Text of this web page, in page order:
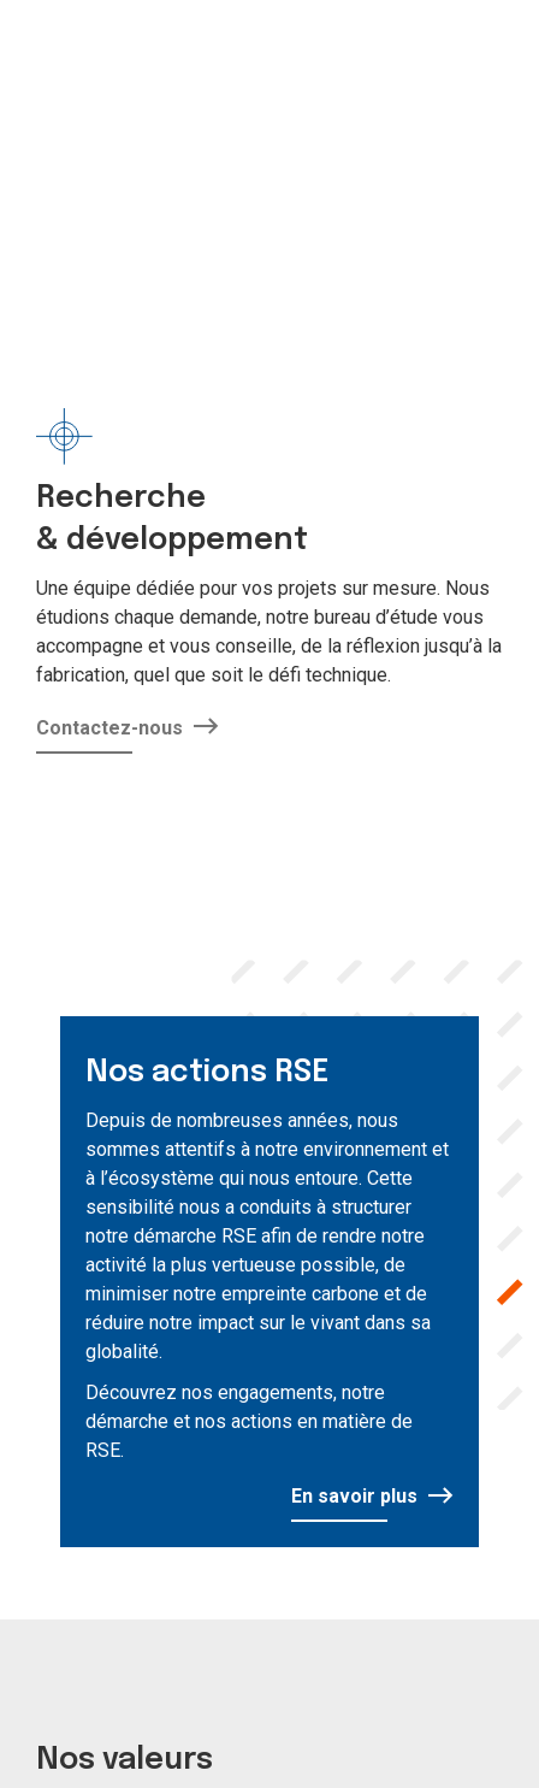
Recherche
& développement
Une équipe dédiée pour vos projets sur mesure. Nous
étudions chaque demande, notre bureau d’étude vous
accompagne et vous conseille, de la réflexion jusqu’à la
fabrication, quel que soit le défi technique.
Contactez-nous
Nos actions RSE
Depuis de nombreuses années, nous
sommes attentifs à notre environnement et
à l’écosystème qui nous entoure. Cette
sensibilité nous a conduits à structurer
notre démarche RSE afin de rendre notre
activité la plus vertueuse possible, de
minimiser notre empreinte carbone et de
réduire notre impact sur le vivant dans sa
globalité.
Découvrez nos engagements, notre
démarche et nos actions en matière de
RSE.
En savoir plus
Nos valeurs